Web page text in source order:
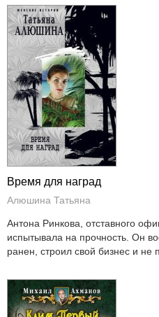
Время для наград
Алюшина Татьяна
Антона Ринкова, отставного
испытывала на прочность. Он
ранен, строил свой бизнес и не